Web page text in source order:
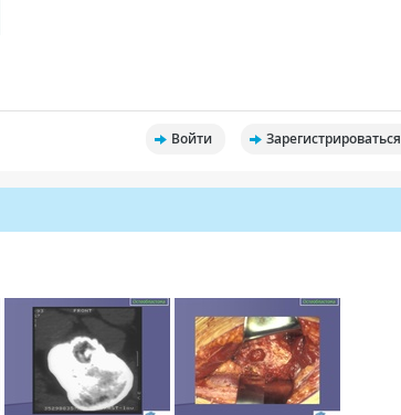
Войти Зарегистрироваться